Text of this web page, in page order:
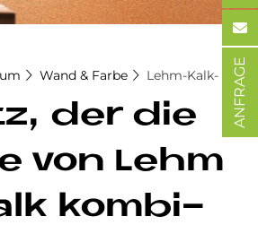
Wand & Farbe Lehm-Kalk-
der die
von Lehm
kom­bi­
ANFRAGE